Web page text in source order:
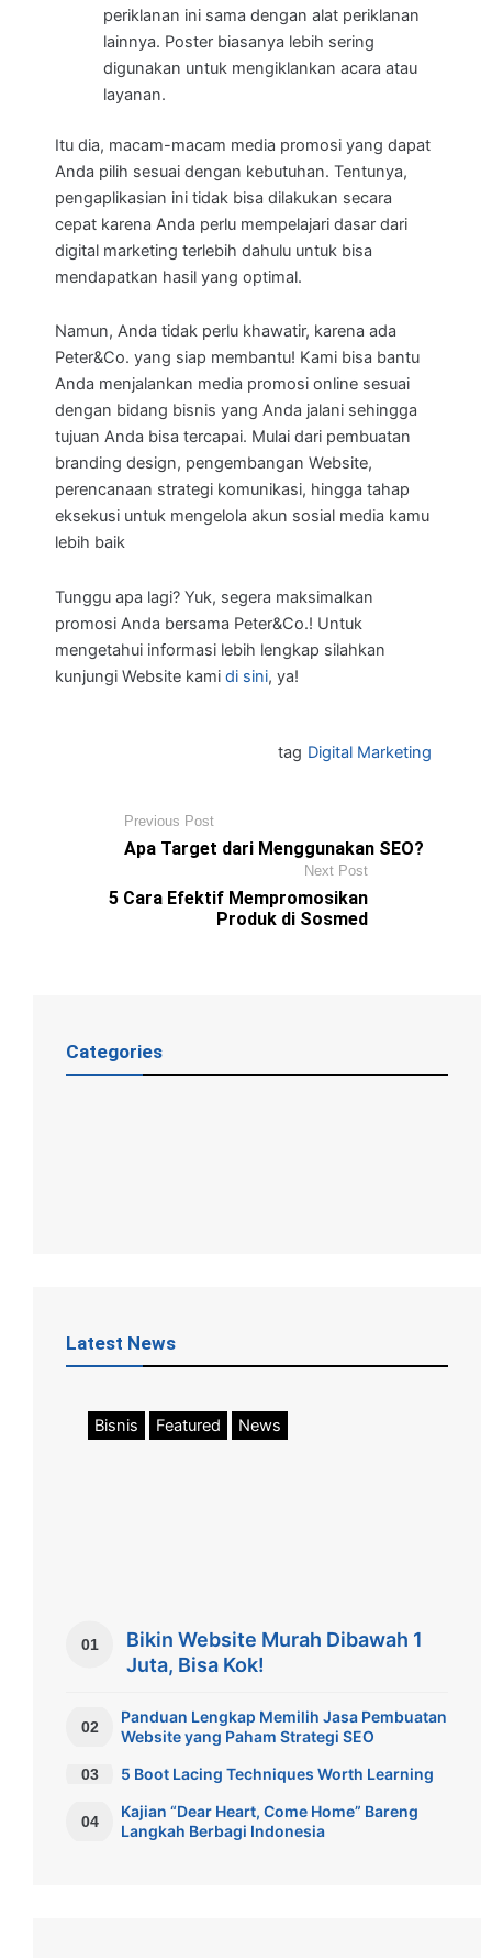
periklanan ini sama dengan alat periklanan
lainnya. Poster biasanya lebih sering
digunakan untuk mengiklankan acara atau
layanan.
Itu dia, macam-macam media promosi yang dapat
Anda pilih sesuai dengan kebutuhan. Tentunya,
pengaplikasian ini tidak bisa dilakukan secara
cepat karena Anda perlu mempelajari dasar dari
digital marketing terlebih dahulu untuk bisa
mendapatkan hasil yang optimal.
Namun, Anda tidak perlu khawatir, karena ada
Peter&Co. yang siap membantu! Kami bisa bantu
Anda menjalankan media promosi online sesuai
dengan bidang bisnis yang Anda jalani sehingga
tujuan Anda bisa tercapai. Mulai dari pembuatan
branding design, pengembangan Website,
perencanaan strategi komunikasi, hingga tahap
eksekusi untuk mengelola akun sosial media kamu
lebih baik
Tunggu apa lagi? Yuk, segera maksimalkan
promosi Anda bersama Peter&Co.! Untuk
mengetahui informasi lebih lengkap silahkan
kunjungi Website kami di sini, ya!
tag Digital Marketing
Previous Post
Apa Target dari Menggunakan SEO?
Next Post
5 Cara Efektif Mempromosikan
Produk di Sosmed
Categories
Latest News
Bisnis Featured News
01
Bikin Website Murah Dibawah 1
Juta, Bisa Kok!
02
Panduan Lengkap Memilih Jasa Pembuatan
Website yang Paham Strategi SEO
03 5 Boot Lacing Techniques Worth Learning
04
Kajian “Dear Heart, Come Home” Bareng
Langkah Berbagi Indonesia